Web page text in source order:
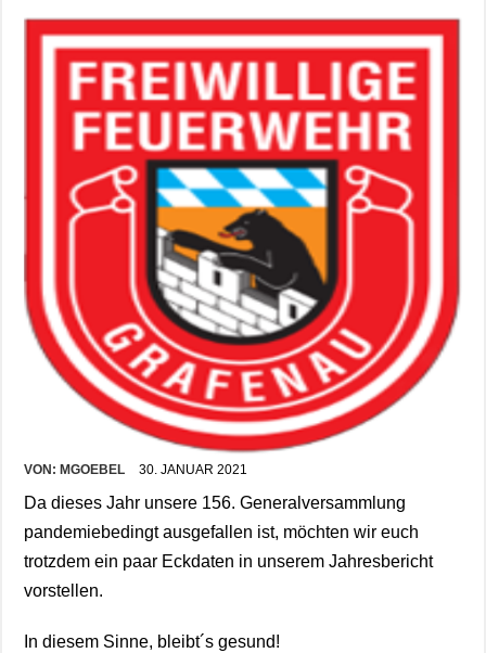
VON: MGOEBEL 30. JANUAR 2021
Da dieses Jahr unsere 156. Generalversammlung
pandemiebedingt ausgefallen ist, möchten wir euch
trotzdem ein paar Eckdaten in unserem Jahresbericht
vorstellen.
In diesem Sinne, bleibt´s gesund!